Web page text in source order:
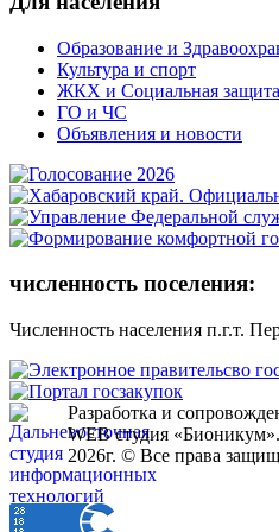
Образование и
Культура и спорт
ЖКХ и Социальная защита
ГО и ЧС
Объявления и новости
численность поселения:
Численность населения п.г.т.
Разработка и
WEB студия «Бионикум».
2026г. © Все права